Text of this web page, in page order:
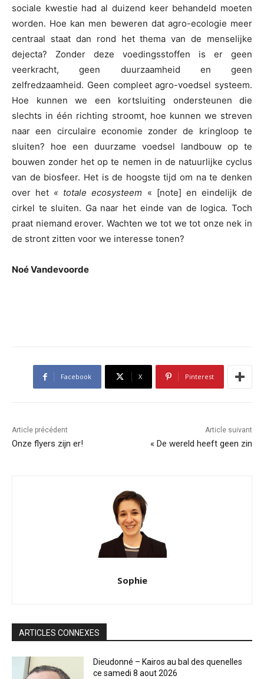
sociale kwestie had al duizend keer behandeld moeten
worden. Hoe kan men beweren dat agro-ecologie meer
centraal staat dan rond het thema van de menselijke
dejecta? Zonder deze voedingsstoffen is er geen
veerkracht, geen duurzaamheid en geen
zelfredzaamheid. Geen compleet agro-voedsel systeem.
Hoe kunnen we een kortsluiting ondersteunen die
slechts in één richting stroomt, hoe kunnen we streven
naar een circulaire economie zonder de kringloop te
sluiten? hoe een duurzame voedsel landbouw op te
bouwen zonder het op te nemen in de natuurlijke cyclus
van de biosfeer. Het is de hoogste tijd om na te denken
over het « totale ecosysteem « [note] en eindelijk de
cirkel te sluiten. Ga naar het einde van de logica. Toch
praat niemand erover. Wachten we tot we tot onze nek in
de stront zitten voor we interesse tonen?
Noé Vandevoorde
Facebook X Pinterest
Article précédent
Onze flyers zijn er!
Article suivant
« De wereld heeft geen zin
Sophie
ARTICLES CONNEXES
Dieudonné – Kairos au bal des quenelles
ce samedi 8 aout 2026